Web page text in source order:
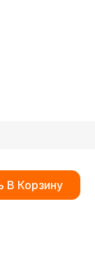
В Корзину